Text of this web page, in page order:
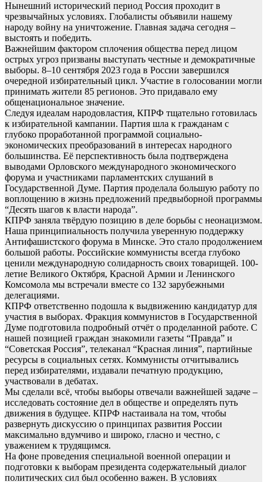
Нынешний исторический период Россия проходит в
чрезвычайных условиях. Глобалисты объявили нашему
народу войну на уничтожение. Главная задача сегодня –
выстоять и победить.
Важнейшим фактором сплочения общества перед лицом
острых угроз призваны выступать честные и демократичные
выборы. 8–10 сентября 2023 года в России завершился
очередной избирательный цикл. Участие в голосовании могли
принимать жители 85 регионов. Это придавало ему
общенациональное значение.
Следуя идеалам народовластия, КПРФ тщательно готовилась
к избирательной кампании. Партия шла к гражданам с
глубоко проработанной программой социально-
экономических преобразований в интересах народного
большинства. Её перспективность была подтверждена
выводами Орловского международного экономического
форума и участниками парламентских слушаний в
Государственной Думе. Партия проделала большую работу по
воплощению в жизнь предложений предвыборной программы
“Десять шагов к власти народа”.
КПРФ заняла твёрдую позицию в деле борьбы с неонацизмом.
Наша принципиальность получила уверенную поддержку
Антифашистского форума в Минске. Это стало продолжением
большой работы. Российские коммунисты всегда глубоко
ценили международную солидарность своих товарищей. 100-
летие Великого Октября, Красной Армии и Ленинского
Комсомола мы встречали вместе со 132 зарубежными
делегациями.
КПРФ ответственно подошла к выдвижению кандидатур для
участия в выборах. Фракция коммунистов в Государственной
Думе подготовила подробный отчёт о проделанной работе. С
нашей позицией граждан знакомили газеты “Правда” и
“Советская Россия”, телеканал “Красная линия”, партийные
ресурсы в социальных сетях. Коммунисты отчитывались
перед избирателями, издавали печатную продукцию,
участвовали в дебатах.
Мы сделали всё, чтобы выборы отвечали важнейшей задаче –
исследовать состояние дел в обществе и определять путь
движения в будущее. КПРФ настаивала на том, чтобы
развернуть дискуссию о принципах развития России
максимально вдумчиво и широко, гласно и честно, с
уважением к трудящимся.
На фоне проведения специальной военной операции и
подготовки к выборам президента содержательный диалог
политических сил был особенно важен. В условиях